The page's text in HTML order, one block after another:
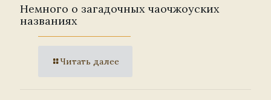
Немного о загадочных чаочжоуских
названиях
Читать далее